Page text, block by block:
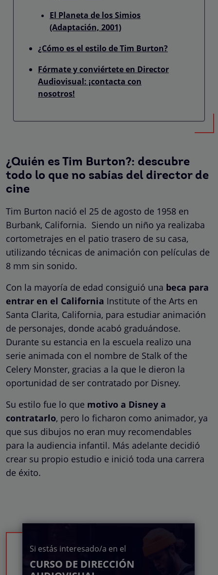
El Planeta de los Simios
(Adaptación, 2001)
¿Cómo es el estilo de Tim Burton?
Fórmate y conviértete en Director
Audiovisual: ¡contacta con
nosotros!
¿Quién es Tim Burton?: descubre
todo lo que no sabías del director de
cine
Tim Burton nació el 25 de agosto de 1958 en
Burbank, California. Siendo un niño ya realizaba
cortometrajes en el patio trasero de su casa,
utilizando técnicas de animación con películas de
8 mm sin sonido.
Con la mayoría de edad consiguió una beca para
entrar en el California Institute of the Arts en
Santa Clarita, California, para estudiar animación
de personajes, donde acabó graduándose.
Durante su estancia en la escuela realizo una
serie animada con el nombre de Stalk of the
Celery Monster, gracias a la que le dieron la
oportunidad de ser contratado por Disney.
Su estilo fue lo que motivo a Disney a
contratarlo, pero lo ficharon como animador, ya
que sus dibujos no eran muy recomendables
para la audiencia infantil. Más adelante decidió
crear su propio estudio e inició toda una carrera
de éxito.
Si estás interesado/a en el
CURSO DE DIRECCIÓN